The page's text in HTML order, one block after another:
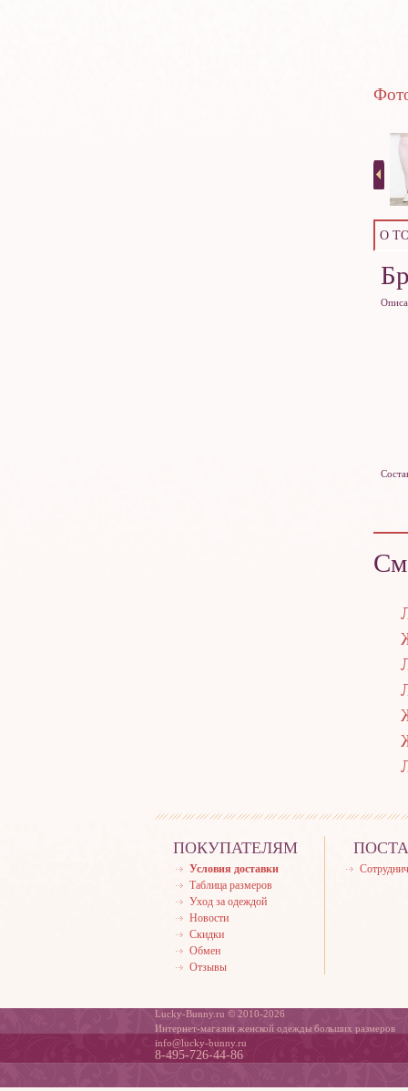
О
ПОКУПАТЕЛЯМ
Условия доставки
Таблица размеров
Уход за одеждой
Новости
Скидки
Обмен
Отзывы
Lucky-Bunny.ru © 2010-2026
Интернет-магазин женской одежды больших размеров
info@lucky-bunny.ru
8-495-726-44-86